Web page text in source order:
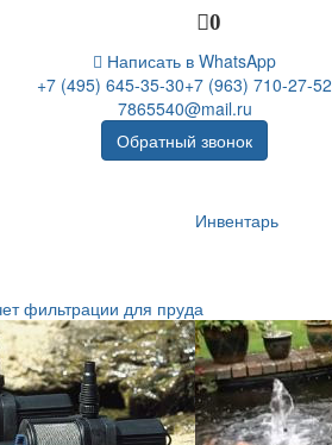
0
Написать в WhatsApp
+7 (495) 645-35-30+7 (963) 710-27-52
7865540@mail.ru
Обратный звонок
Инвентарь
фильтрации для пруда